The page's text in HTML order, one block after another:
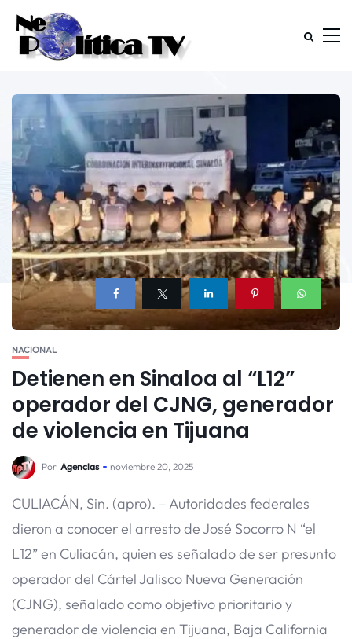
NACIONAL
Detienen en Sinaloa al “L12”
operador del CJNG, generador
de violencia en Tijuana
Por Agencias noviembre 20, 2025
CULIACÁN, Sin. (apro). – Autoridades federales
dieron a conocer el arresto de José Socorro N “el
L12” en Culiacán, quien es señalado de ser presunto
operador del Cártel Jalisco Nueva Generación
(CJNG), señalado como objetivo prioritario y
generador de violencia en Tijuana, Baja California